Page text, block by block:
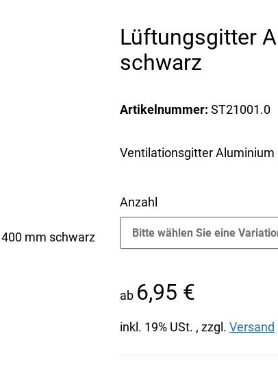
Lüftungsgitter
schwarz
Artikelnummer: ST21001.0
Ventilationsgitter Aluminium
Anzahl
Bitte wählen Sie eine
ab 6,95 €
inkl. 19% USt. , zzgl. Versand